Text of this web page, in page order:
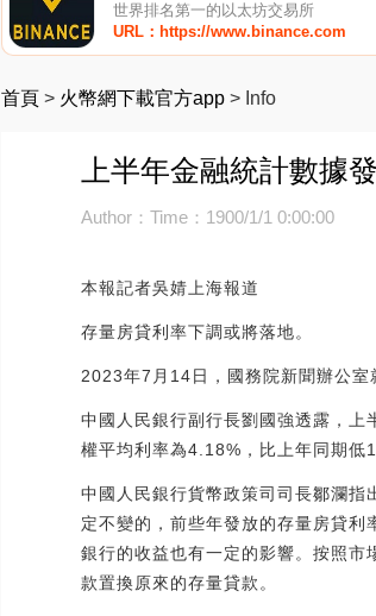
世界排名第一的以太坊交易所
URL：https://www.binance.com
首頁 > 火幣網下載官方app > Info
上半年金融統計數據
Author：Time：1900/1/1 0:00:00
本報記者吳婧上海報道
存量房貸利率下調或將落地。
2023年7月14日，國務院新聞辦公室
中國人民銀行副行長劉國強透露，
權平均利率為4.18%，比上年同期低
中國人民銀行貨幣政策司司長鄒瀾
定不變的，前些年發放的存量房貸
銀行的收益也有一定的影響。按照
款置換原來的存量貸款。